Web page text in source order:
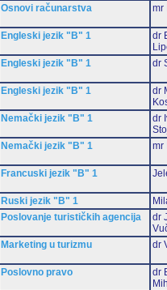
Osnovi računarstva mr
Engleski jezik "B" 1
dr
Engleski jezik "B" 1 dr
Engleski jezik "B" 1
dr
Nemački jezik "B" 1
dr
Nemački jezik "B" 1 mr
Francuski jezik "B" 1
Ruski jezik "B" 1
Poslovanje turističkih agencija
dr
Marketing u turizmu dr
Poslovno pravo
dr